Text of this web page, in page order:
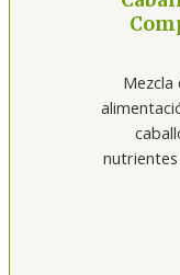
Mezcla
nutrientes